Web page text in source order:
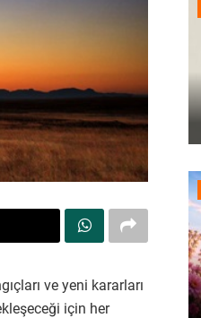
ve yeni kararları
için her